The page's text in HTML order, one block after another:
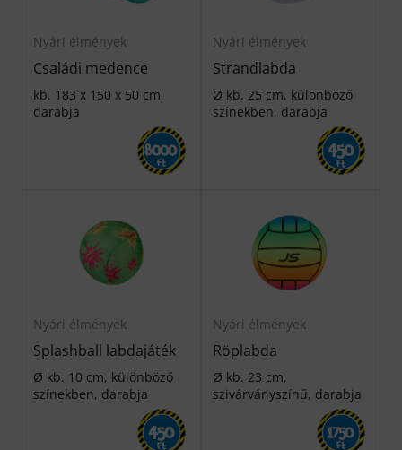
Nyári élmények
Családi medence
kb. 183 x 150 x 50 cm,
darabja
8000
Ft
Nyári élmények
Strandlabda
Ø kb. 25 cm, különböző
színekben, darabja
450
Ft
Nyári élmények
Splashball labdajáték
Ø kb. 10 cm, különböző
színekben, darabja
450
Ft
Nyári élmények
Röplabda
Ø kb. 23 cm,
szivárványszínű, darabja
1750
Ft